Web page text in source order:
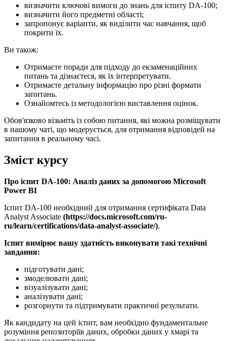
визначити ключові вимоги до знань для іспиту DA-100;
визначити його предметні області;
запропонує варіанти, як виділити час навчання, щоб
покрити їх.
Ви також:
Отримаєте поради для підходу до екзаменаційних
питань та дізнаєтеся, як їх інтерпретувати.
Отримаєте детальну інформацію про різні формати
запитань.
Ознайомтесь із методологією виставлення оцінок.
Обов'язково візьміть із собою питання, які можна розміщувати
в нашому чаті, що модерується, для отримання відповідей на
запитання в реальному часі.
Зміст курсу
Про іспит DA-100: Аналіз даних за допомогою Microsoft
Power BI
Іспит DA-100 необхідний для отримання сертифіката Data
Analyst Associate (https://docs.microsoft.com/ru-
ru/learn/certifications/data-analyst-associate/).
Іспит вимірює вашу здатність виконувати такі технічні
завдання:
підготувати дані;
змоделювати дані;
візуалізувати дані;
аналізувати дані;
розгорнути та підтримувати практичні результати.
Як кандидату на цей іспит, вам необхідно фундаментальне
розуміння репозиторіїв даних, обробки даних у хмарі та